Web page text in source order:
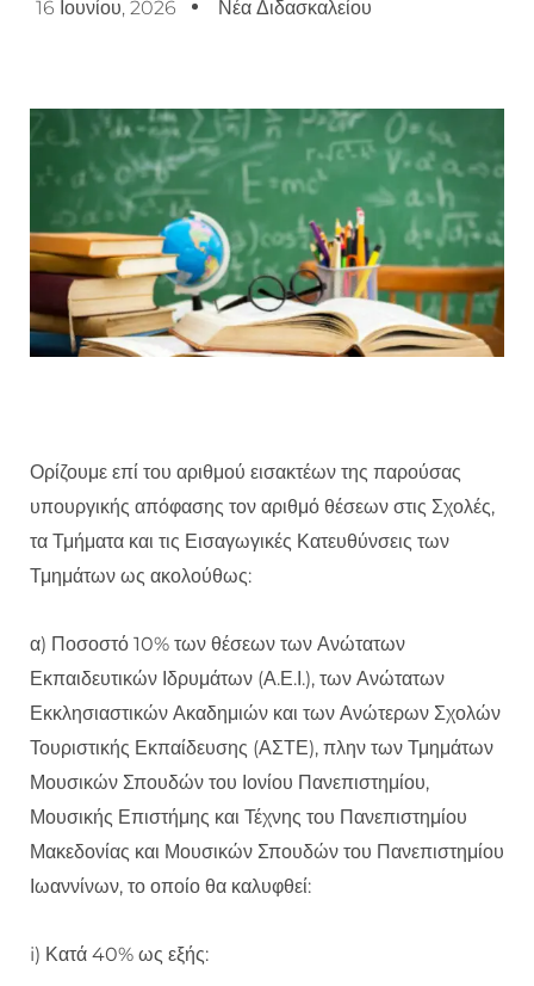
16 Ιουνίου, 2026 Νέα Διδασκαλείου
Ορίζουμε επί του αριθμού εισακτέων της παρούσας
υπουργικής απόφασης τον αριθμό θέσεων στις Σχολές,
τα Τμήματα και τις Εισαγωγικές Κατευθύνσεις των
Τμημάτων ως ακολούθως:
α) Ποσοστό 10% των θέσεων των Ανώτατων
Εκπαιδευτικών Ιδρυμάτων (Α.Ε.Ι.), των Ανώτατων
Εκκλησιαστικών Ακαδημιών και των Ανώτερων Σχολών
Τουριστικής Εκπαίδευσης (ΑΣΤΕ), πλην των Τμημάτων
Μουσικών Σπουδών του Ιονίου Πανεπιστημίου,
Μουσικής Επιστήμης και Τέχνης του Πανεπιστημίου
Μακεδονίας και Μουσικών Σπουδών του Πανεπιστημίου
Ιωαννίνων, το οποίο θα καλυφθεί:
i) Κατά 40% ως εξής: